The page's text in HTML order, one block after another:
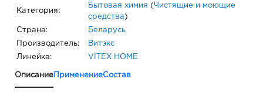
Категория:
Бытовая химия ( Чистящие и моющие
средства )
Страна: Беларусь
Производитель: Витэкс
Линейка: VITEX HOME
Описание ПрименениеСостав